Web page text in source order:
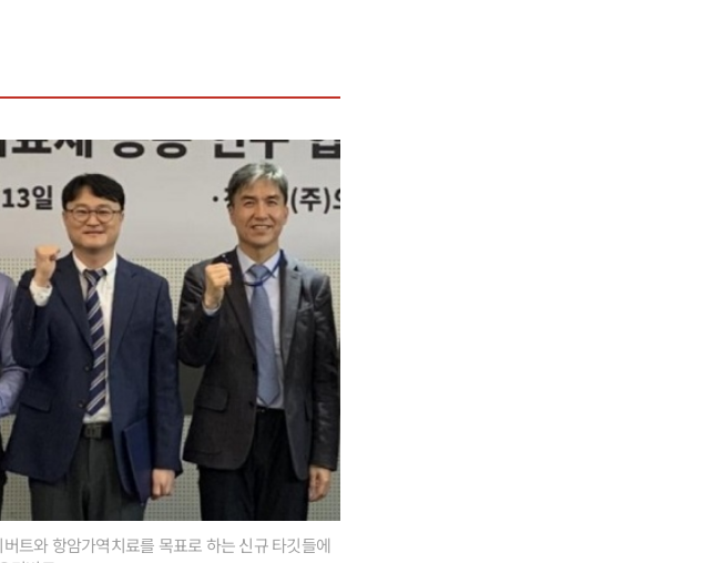
트와 항암가역치료를 목표로 하는 신규 타깃들에